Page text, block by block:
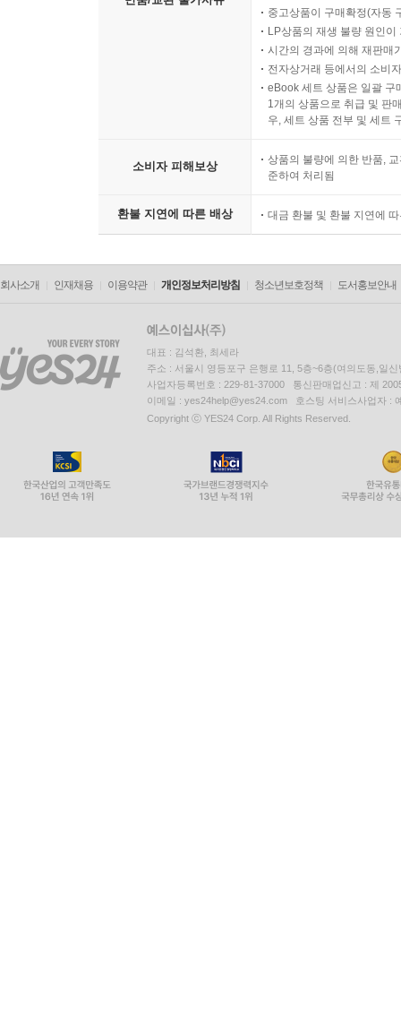
중고상품이 구매확정(자동
LP상품의 재생 불량 원인
시간의 경과에 의해 재판매
전자상거래 등에서의 소비
eBook 세트 상품은 일괄 구
1개의 상품으로 취급 및 판
우, 세트 상품 전부 및 세트
소비자 피해보상
상품의 불량에 의한 반품,
준하여 처리됨
환불 지연에 따른 배상 대금 환불 및 환불 지연에
회사소개 인재채용 이용약관 개인정보처리방침 청소년보호정책 도서홍보안내
대표 : 김석환, 최세라
주소 : 서울시 영등포구 은행로 11, 5층~6층(여의도동,일신
사업자등록번호 : 229-81-37000 통신판매업신고 : 제
이메일 : yes24help@yes24.com 호스팅 서비스사업자 :
Copyright ⓒ YES24 Corp. All Rights Reserved.